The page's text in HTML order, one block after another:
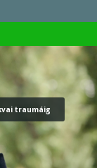
traumáig